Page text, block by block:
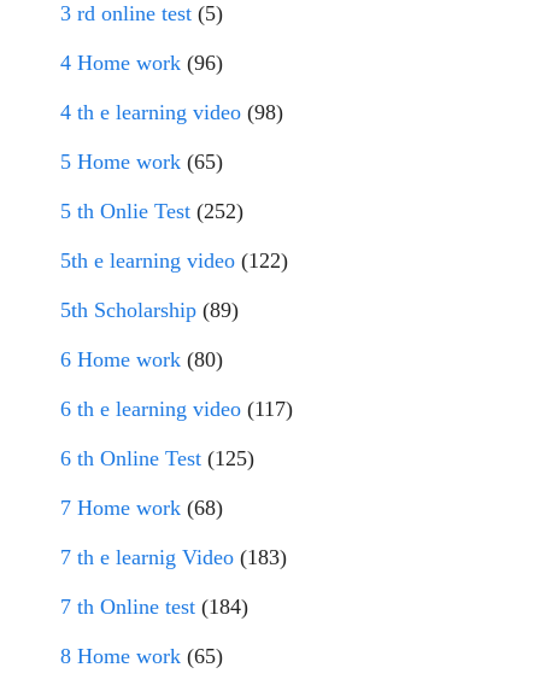
3 rd online test (5)
4 Home work (96)
4 th e learning video (98)
5 Home work (65)
5 th Onlie Test (252)
5th e learning video (122)
5th Scholarship (89)
6 Home work (80)
6 th e learning video (117)
6 th Online Test (125)
7 Home work (68)
7 th e learnig Video (183)
7 th Online test (184)
8 Home work (65)